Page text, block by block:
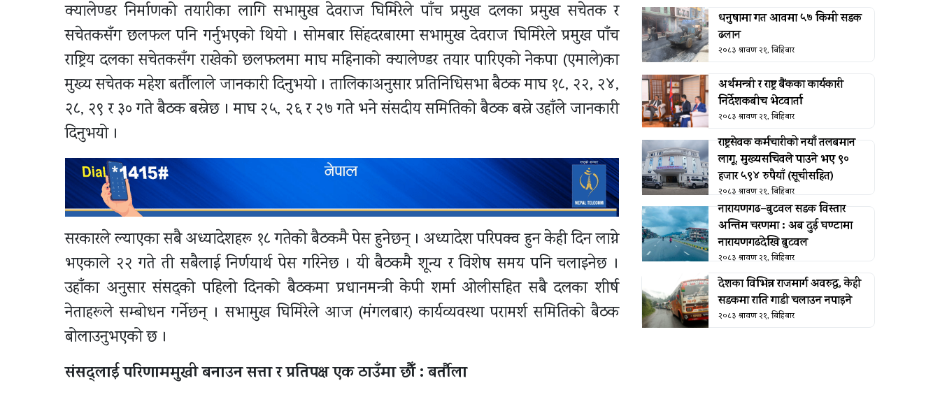
क्यालेण्डर निर्माणको तयारीका लागि सभामुख देवराज घिमिरेले पाँच प्रमुख दलका प्रमुख सचेतक र
सचेतकसँग छलफल पनि गर्नुभएको थियो । सोमबार सिंहदरबारमा सभामुख देवराज घिमिरेले प्रमुख पाँच
राष्ट्रिय दलका सचेतकसँग राखेको छलफलमा माघ महिनाको क्यालेण्डर तयार पारिएको नेकपा (एमाले)का
मुख्य सचेतक महेश बर्तौलाले जानकारी दिनुभयो । तालिकाअनुसार प्रतिनिधिसभा बैठक माघ १८, २२, २४,
२८, २९ र ३० गते बैठक बस्नेछ । माघ २५, २६ र २७ गते भने संसदीय समितिको बैठक बस्ने उहाँले जानकारी
दिनुभयो ।
सरकारले ल्याएका सबै अध्यादेशहरू १८ गतेको बैठकमै पेस हुनेछन् । अध्यादेश परिपक्व हुन केही दिन लाग्ने
भएकाले २२ गते ती सबैलाई निर्णयार्थ पेस गरिनेछ । यी बैठकमै शून्य र विशेष समय पनि चलाइनेछ ।
उहाँका अनुसार संसद्को पहिलो दिनको बैठकमा प्रधानमन्त्री केपी शर्मा ओलीसहित सबै दलका शीर्ष
नेताहरूले सम्बोधन गर्नेछन् । सभामुख घिमिरेले आज (मंगलबार) कार्यव्यवस्था परामर्श समितिको बैठक
बोलाउनुभएको छ ।
संसद्लाई परिणाममुखी बनाउन सत्ता र प्रतिपक्ष एक ठाउँमा छौँ : बर्तौला
धनुषामा गत आवमा ५७ किमी सडक
ढलान
२०८३ श्रावण २१, बिहिबार
अर्थमन्त्री र राष्ट्र बैंकका कार्यकारी
निर्देशकबीच भेटवार्ता
२०८३ श्रावण २१, बिहिबार
राष्ट्रसेवक कर्मचारीको नयाँ तलबमान
लागू, मुख्यसचिवले पाउने भए ९०
हजार ५९४ रुपैयाँ (सूचीसहित)
२०८३ श्रावण २१, बिहिबार
नारायणगढ–बुटवल सडक विस्तार
अन्तिम चरणमा : अब दुई घण्टामा
नारायणगढदेखि बुटवल
२०८३ श्रावण २१, बिहिबार
देशका विभिन्न राजमार्ग अवरुद्ध, केही
सडकमा राति गाडी चलाउन नपाइने
२०८३ श्रावण २१, बिहिबार